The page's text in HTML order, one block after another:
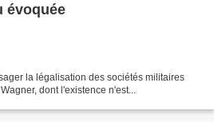
évoquée
la légalisation des sociétés militaires
dont l'existence n'est...